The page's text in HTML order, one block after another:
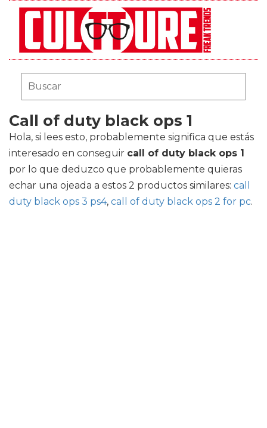
Call of duty black ops 1
Hola, si lees esto, probablemente significa que estás
interesado en conseguir call of duty black ops 1
por lo que deduzco que probablemente quieras
echar una ojeada a estos 2 productos similares: call
duty black ops 3 ps4, call of duty black ops 2 for pc.